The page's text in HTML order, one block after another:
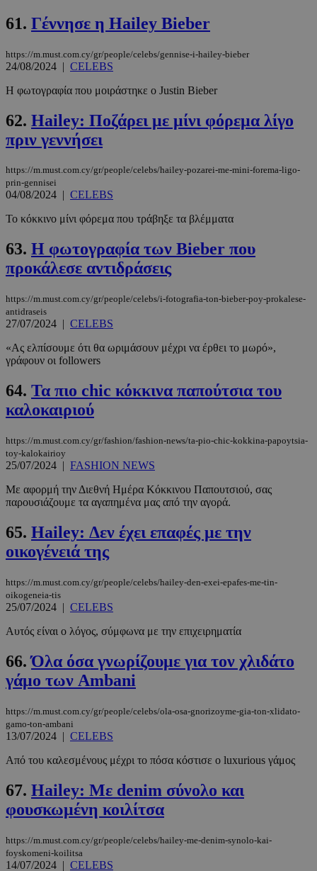
61. Γέννησε η Hailey Bieber
https://m.must.com.cy/gr/people/celebs/gennise-i-hailey-bieber
24/08/2024 | CELEBS
Η φωτογραφία που μοιράστηκε ο Justin Bieber
62. Hailey: Ποζάρει με μίνι φόρεμα λίγο
πριν γεννήσει
https://m.must.com.cy/gr/people/celebs/hailey-pozarei-me-mini-forema-ligo-
prin-gennisei
04/08/2024 | CELEBS
Το κόκκινο μίνι φόρεμα που τράβηξε τα βλέμματα
63. Η φωτογραφία των Bieber που
προκάλεσε αντιδράσεις
https://m.must.com.cy/gr/people/celebs/i-fotografia-ton-bieber-poy-prokalese-
antidraseis
27/07/2024 | CELEBS
«Ας ελπίσουμε ότι θα ωριμάσουν μέχρι να έρθει το μωρό»,
γράφουν οι followers
64. Τα πιο chic κόκκινα παπούτσια του
καλοκαιριού
https://m.must.com.cy/gr/fashion/fashion-news/ta-pio-chic-kokkina-papoytsia-
toy-kalokairioy
25/07/2024 | FASHION NEWS
Με αφορμή την Διεθνή Ημέρα Κόκκινου Παπουτσιού, σας
παρουσιάζουμε τα αγαπημένα μας από την αγορά.
65. Hailey: Δεν έχει επαφές με την
οικογένειά της
https://m.must.com.cy/gr/people/celebs/hailey-den-exei-epafes-me-tin-
oikogeneia-tis
25/07/2024 | CELEBS
Αυτός είναι ο λόγος, σύμφωνα με την επιχειρηματία
66.Όλα όσα γνωρίζουμε για τον χλιδάτο
γάμο των Ambani
https://m.must.com.cy/gr/people/celebs/ola-osa-gnorizoyme-gia-ton-xlidato-
gamo-ton-ambani
13/07/2024 | CELEBS
Από του καλεσμένους μέχρι το πόσα κόστισε ο luxurious γάμος
67. Hailey: Με denim σύνολο και
φουσκωμένη κοιλίτσα
https://m.must.com.cy/gr/people/celebs/hailey-me-denim-synolo-kai-
foyskomeni-koilitsa
14/07/2024 | CELEBS